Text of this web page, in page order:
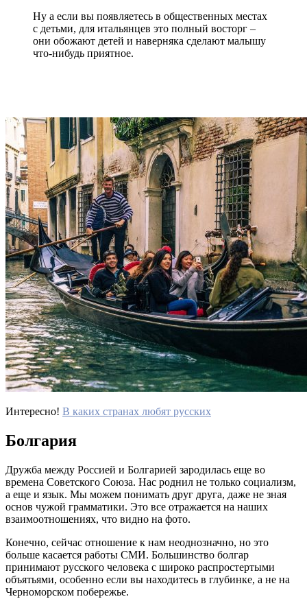
Ну а если вы появляетесь в общественных местах
с детьми, для итальянцев это полный восторг –
они обожают детей и наверняка сделают малышу
что-нибудь приятное.
Интересно! В каких странах любят русских
Болгария
Дружба между Россией и Болгарией зародилась еще во
времена Советского Союза. Нас роднил не только социализм,
а еще и язык. Мы можем понимать друг друга, даже не зная
основ чужой грамматики. Это все отражается на наших
взаимоотношениях, что видно на фото​.
Конечно, сейчас отношение к нам неоднозначно, но это
больше касается работы СМИ. Большинство болгар
принимают русского человека с широко распростертыми
объятьями, особенно если вы находитесь в глубинке, а не на
Черноморском побережье.